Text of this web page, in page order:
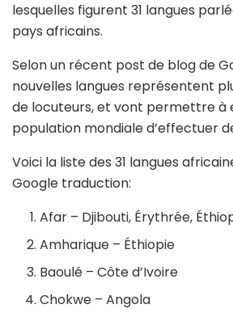
lesquelles figurent 31 langues
pays africains.
Selon un récent post de blog de
nouvelles langues représentent
de locuteurs, et vont permettre à
population mondiale d’effectuer
Voici la liste des 31 langues
Google traduction:
Afar – Djibouti, Érythrée,
Amharique – Éthiopie
Baoulé – Côte d’Ivoire
Chokwe – Angola